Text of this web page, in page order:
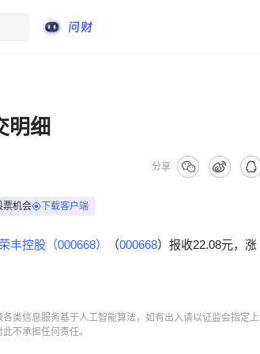
明细
分享
票机会 下载客户端
荣丰控股（000668） （000668）报收22.08元，涨
类信息服务基于人工智能算法，如有出入请以证监会指定上
不承担任何责任。